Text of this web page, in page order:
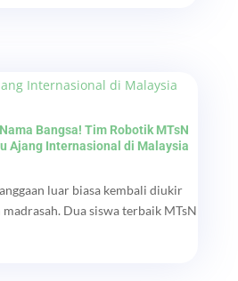
Bangsa! Tim Robotik MTsN
Ajang Internasional di Malaysia
luar biasa kembali diukir
Dua siswa terbaik MTsN